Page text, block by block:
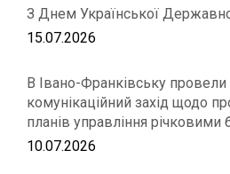
З Днем Української
15.07.2026
В Івано-Франківську
комунікаційний захід щодо
планів управління річковими
10.07.2026